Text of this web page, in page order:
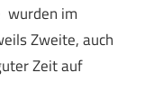
wurden im
Zweite, auch
Zeit auf